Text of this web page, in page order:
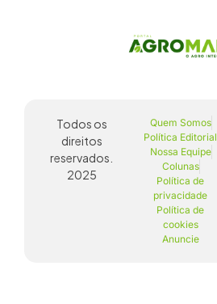
Todos os
direitos
reservados.
2025
Quem Somos
Política Editorial
Nossa Equipe
Colunas
Política de
privacidade
Política de
cookies
Anuncie